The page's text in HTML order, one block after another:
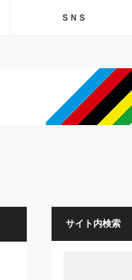
ＳＮＳ
サイト内検索